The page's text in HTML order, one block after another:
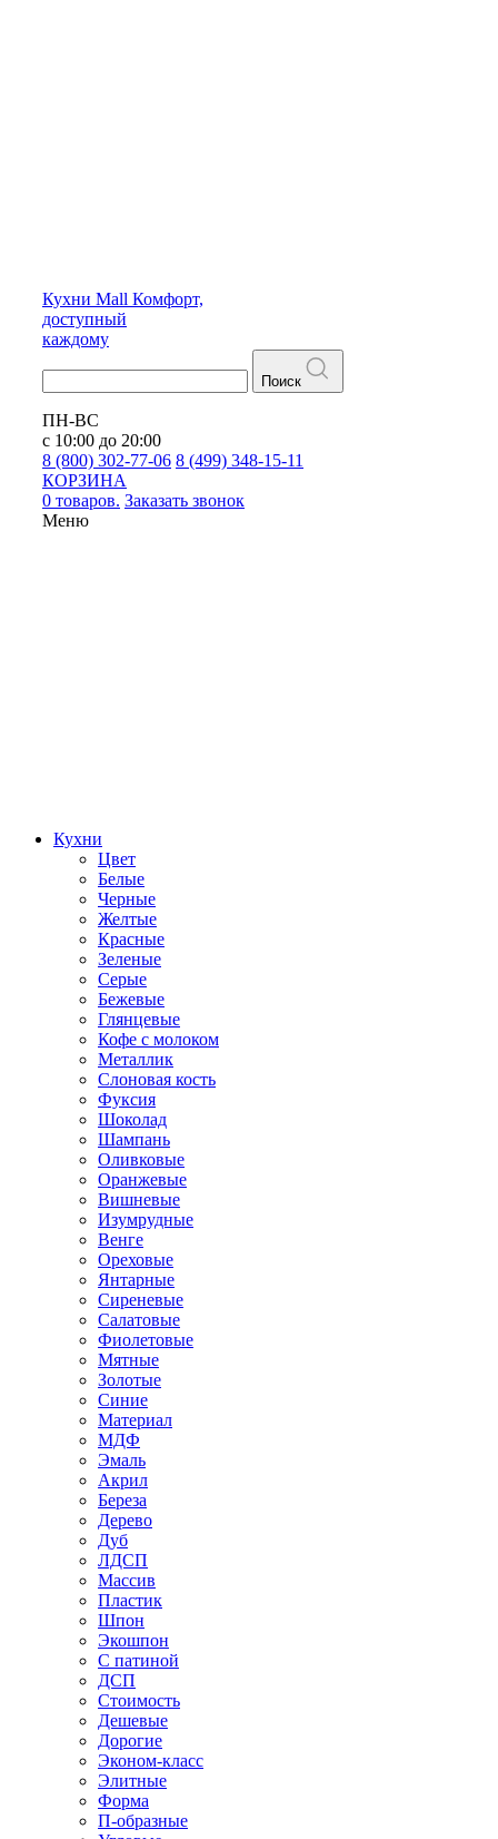
Кухни Mall Комфорт,
доступный
каждому
Поиск
ПН-ВС
с 10:00 до 20:00
8 (800) 302-77-06 8 (499) 348-15-11
КОРЗИНА
0 товаров. Заказать звонок
Меню
Кухни
Цвет
Белые
Черные
Желтые
Красные
Зеленые
Серые
Бежевые
Глянцевые
Кофе с молоком
Металлик
Слоновая кость
Фуксия
Шоколад
Шампань
Оливковые
Оранжевые
Вишневые
Изумрудные
Венге
Ореховые
Янтарные
Сиреневые
Салатовые
Фиолетовые
Мятные
Золотые
Синие
Материал
МДФ
Эмаль
Акрил
Береза
Дерево
Дуб
ЛДСП
Массив
Пластик
Шпон
Экошпон
С патиной
ДСП
Стоимость
Дешевые
Дорогие
Эконом-класс
Элитные
Форма
П-образные